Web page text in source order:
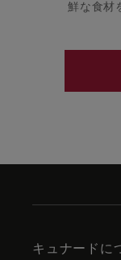
鮮な食材
キュナードに